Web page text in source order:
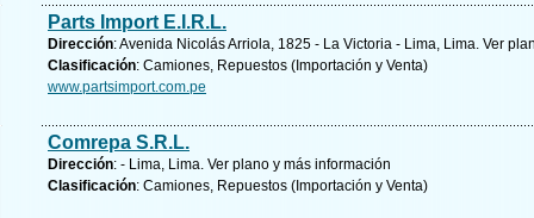
Parts Import E.I.R.L.
Dirección: Avenida Nicolás Arriola, 1825 - La Victoria - Lima, Lima. Ver
Clasificación: Camiones, Repuestos (Importación y Venta)
www.partsimport.com.pe
Comrepa S.R.L.
Dirección: - Lima, Lima. Ver plano y más información
Clasificación: Camiones, Repuestos (Importación y Venta)